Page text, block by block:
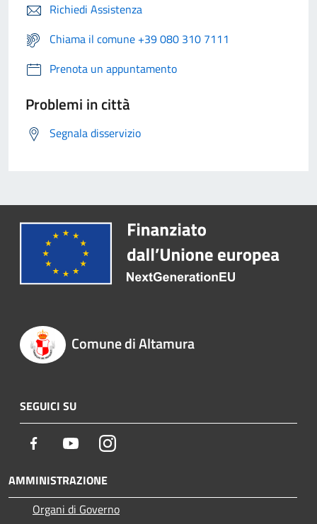
Richiedi Assistenza
Chiama il comune +39 080 310 7111
Prenota un appuntamento
Problemi in città
Segnala disservizio
Comune di Altamura
SEGUICI SU
Facebook YoutubeInstagram
AMMINISTRAZIONE
Organi di Governo